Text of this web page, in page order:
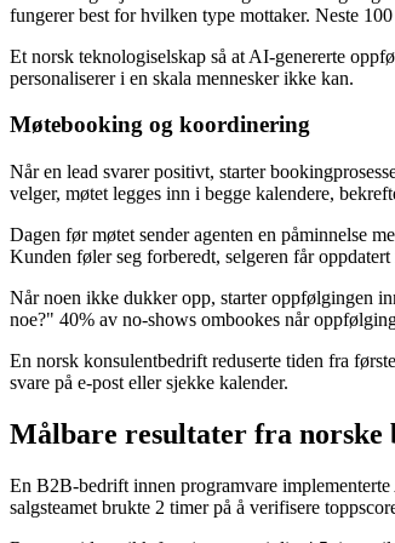
fungerer best for hvilken type mottaker. Neste
Et norsk teknologiselskap så at AI-genererte
personaliserer i en skala mennesker ikke kan.
Møtebooking og koordinering
Når en lead svarer positivt, starter
velger, møtet legges inn i begge kalendere,
Dagen før møtet sender agenten en påminnelse
Kunden føler seg forberedt, selgeren får
Når noen ikke dukker opp, starter oppfølgingen
noe?" 40% av no-shows ombookes når
En norsk konsulentbedrift reduserte tiden fra
svare på e-post eller sjekke kalender.
Målbare resultater fra norske
En B2B-bedrift innen programvare
salgsteamet brukte 2 timer på å verifisere